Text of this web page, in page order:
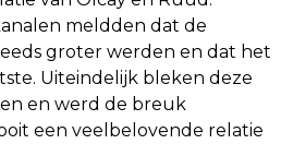
meldden dat de
groter werden en dat het
Uiteindelijk bleken deze
en werd de breuk
een veelbelovende relatie